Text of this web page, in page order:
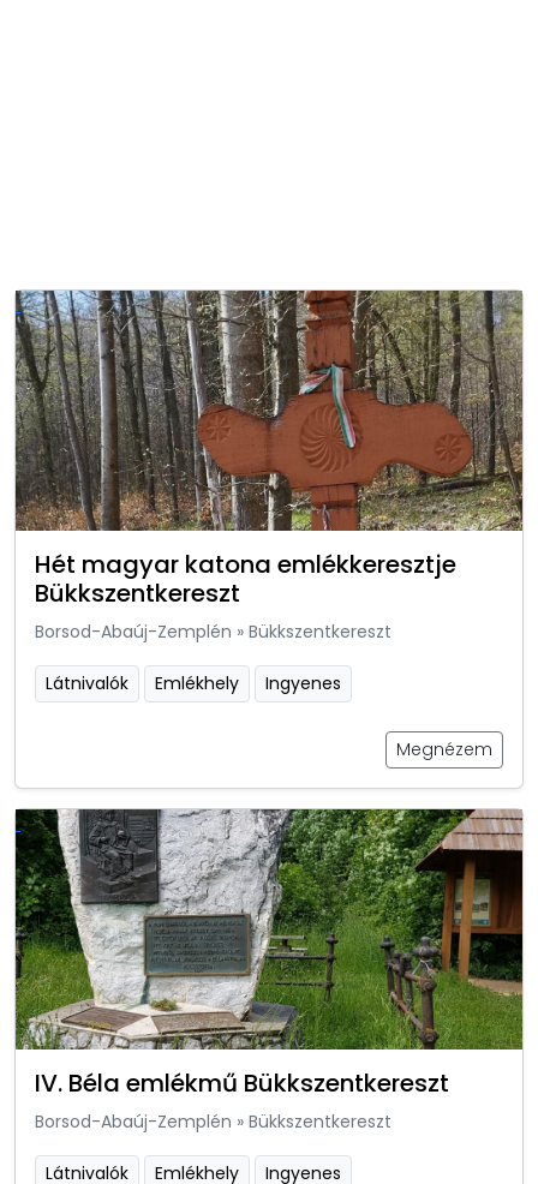
Hét magyar katona emlékkeresztje
Bükkszentkereszt
Borsod-Abaúj-Zemplén » Bükkszentkereszt
Látnivalók Emlékhely Ingyenes
Megnézem
IV. Béla emlékmű Bükkszentkereszt
Borsod-Abaúj-Zemplén » Bükkszentkereszt
Látnivalók Emlékhely Ingyenes